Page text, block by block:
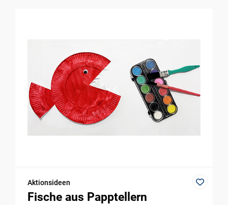
Aktionsideen
Fische aus Papptellern